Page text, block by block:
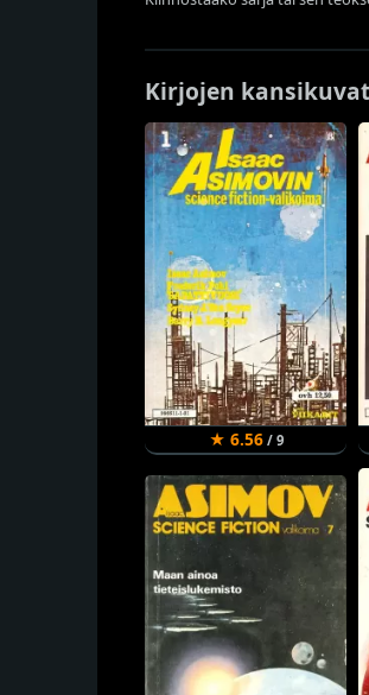
Kirjojen kansikuvat
★ 6.56/ 9